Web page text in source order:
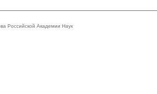
Российской Академии Наук